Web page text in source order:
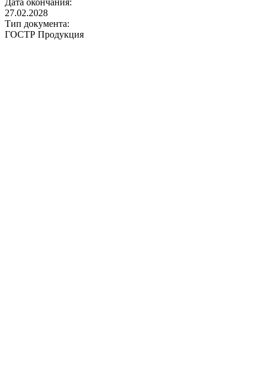
27.02.2028
Тип документа:
ГОСТР Продукция